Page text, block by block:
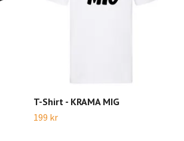
T-Shirt - KRAMA MIG
199 kr